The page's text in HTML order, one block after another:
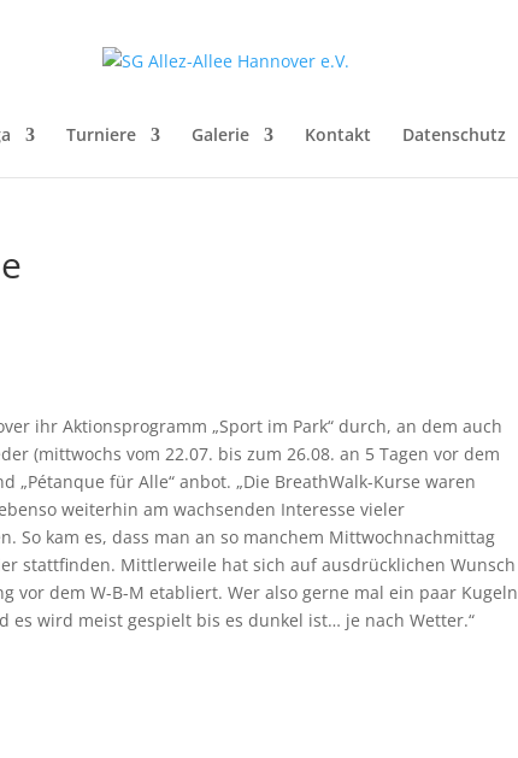
Turniere Galerie Kontakt Datenschutz
ihr Aktionsprogramm „Sport im Park“ durch, an dem auch
(mittwochs vom 22.07. bis zum 26.08. an 5 Tagen vor dem
„Pétanque für Alle“ anbot. „Die BreathWalk-Kurse waren
weiterhin am wachsenden Interesse vieler
So kam es, dass man an so manchem Mittwochnachmittag
stattfinden. Mittlerweile hat sich auf ausdrücklichen Wunsch
dem W-B-M etabliert. Wer also gerne mal ein paar Kugeln
wird meist gespielt bis es dunkel ist… je nach Wetter.“